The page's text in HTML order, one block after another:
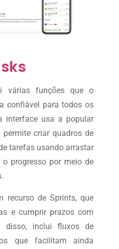
várias funções que o
confiável para todos os
interface usa a popular
criar quadros de
tarefas usando arrastar
progresso por meio de
recurso de Sprints, que
e cumprir prazos com
disso, inclui fluxos de
que facilitam ainda